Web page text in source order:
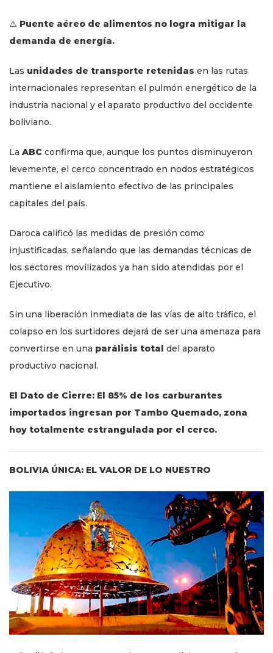
⚠️ Puente aéreo de alimentos no logra mitigar la
demanda de energía.
Las unidades de transporte retenidas en las rutas
internacionales representan el pulmón energético de la
industria nacional y el aparato productivo del occidente
boliviano.
La ABC confirma que, aunque los puntos disminuyeron
levemente, el cerco concentrado en nodos estratégicos
mantiene el aislamiento efectivo de las principales
capitales del país.
Daroca calificó las medidas de presión como
injustificadas, señalando que las demandas técnicas de
los sectores movilizados ya han sido atendidas por el
Ejecutivo.
Sin una liberación inmediata de las vías de alto tráfico, el
colapso en los surtidores dejará de ser una amenaza para
convertirse en una parálisis total del aparato
productivo nacional.
El Dato de Cierre: El 85% de los carburantes
importados ingresan por Tambo Quemado, zona
hoy totalmente estrangulada por el cerco.
BOLIVIA ÚNICA: EL VALOR DE LO NUESTRO